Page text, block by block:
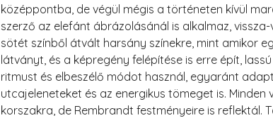
középpontba, de végül mégis a történeten kívül
szerző az elefánt ábrázolásánál is alkalmaz,
sötét színből átvált harsány színekre, mint amikor
látványt, és a képregény felépítése is erre épít,
ritmust és elbeszélő módot használ, egyaránt
utcajeleneteket és az energikus tömeget is.
korszakra, de Rembrandt festményeire is reflektál.